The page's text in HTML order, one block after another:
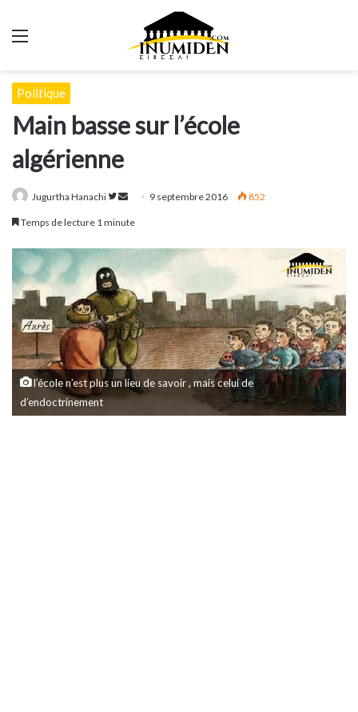
Menu
Politique
Main basse sur l’école
algérienne
Jugurtha Hanachi
Suivre
Envoyer9 septembre 2016 852
Temps de lecture 1 minute
l’école n’est plus un lieu de savoir , mais celui de
d’endoctrinement